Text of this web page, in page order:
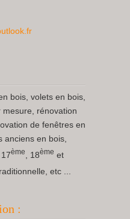
bois, volets en bois,
rénovation
de fenêtres en
anciens en bois,
ème , 18ème et
etc ...
: